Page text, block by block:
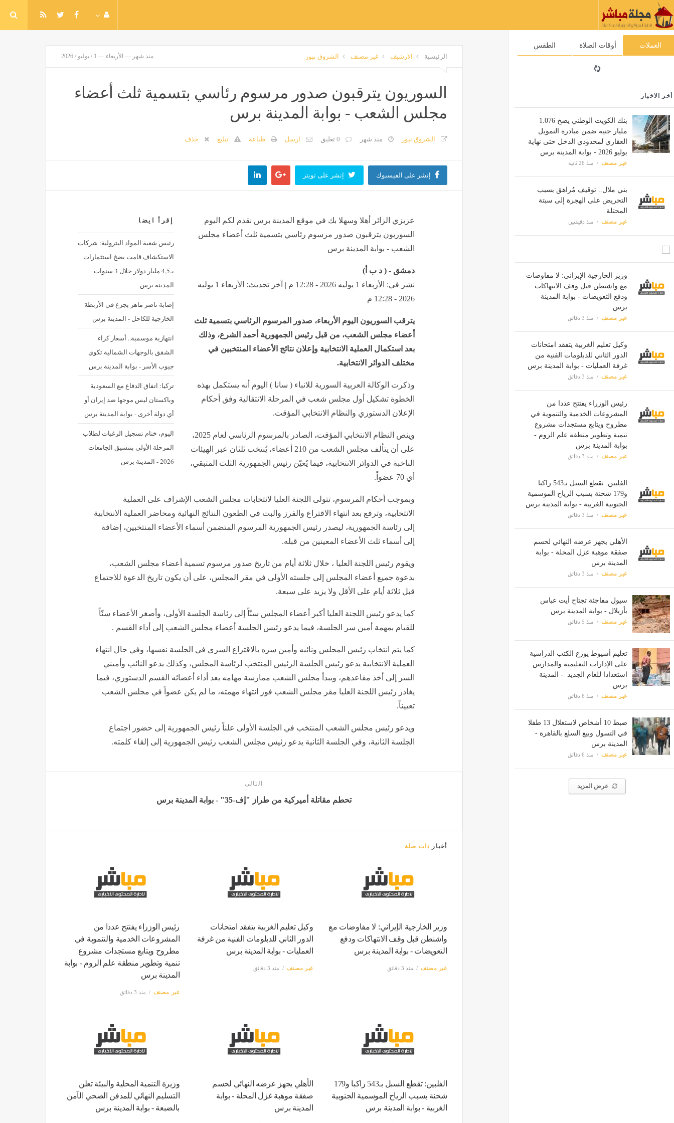
العملات أوقات الصلاة الطقس
أخر الاخبار
بنك الكويت الوطني يضخ 1.076
مليار جنيه ضمن مبادرة التمويل
العقاري لمحدودي الدخل حتى نهاية
يوليو 2026 - بوابة المدينة برس
غير مصنف منذ 26 ثانية
بني ملال.. توقيف مُراهق بسبب
التحريض على الهجرة إلى سبتة
المحتلة
غير مصنف منذ دقيقتين
وزیر الخارجية الإيراني: لا مفاوضات
مع واشنطن قبل وقف الانتهاكات
ودفع التعويضات - بوابة المدينة
برس
غير مصنف منذ 3 دقائق
وكيل تعليم الغربية يتفقد امتحانات
الدور الثاني للدبلومات الفنية من
غرفة العمليات - بوابة المدينة برس
غير مصنف منذ 3 دقائق
رئيس الوزراء يفتتح عددا من
المشروعات الخدمية والتنموية في
مطروح ويتابع مستجدات مشروع
تنمية وتطوير منطقة علم الروم -
بوابة المدينة برس
غير مصنف منذ 3 دقائق
الفلبين: تقطع السبل بـ543 راكبا
و179 شحنة بسبب الرياح الموسمية
الجنوبية الغربية - بوابة المدينة برس
غير مصنف منذ 3 دقائق
الأهلي يجهز عرضه النهائي لحسم
صفقة موهبة غزل المحلة - بوابة
المدينة برس
غير مصنف منذ 3 دقائق
سيول مفاجئة تجتاح أيت عباس
بأزيلال - بوابة المدينة برس
غير مصنف منذ 5 دقائق
تعليم أسيوط يوزع الكتب الدراسية
على الإدارات التعليمية والمدارس
استعدادا للعام الجديد - المدينة
برس
غير مصنف منذ 6 دقائق
ضبط 10 أشخاص لاستغلال 13 طفلا
في التسول وبيع السلع بالقاهرة -
المدينة برس
غير مصنف منذ 6 دقائق
عرض المزيد
الرئيسية الارشيف غير مصنف الشروق نيوز منذ شهر — الأربعاء — 1 / يوليو / 2026
السوريون يترقبون صدور مرسوم رئاسي بتسمية ثلث أعضاء
مجلس الشعب - بوابة المدينة برس
الشروق نيوز منذ شهر 0 تعليق ارسل طباعة تبليغ حذف
إنشر على الفيسبوك إنشر على تويتر
إقرأ ايضا
رئيس شعبة المواد البترولية: شركات
الاستكشاف قامت بضخ استثمارات
بـ4,5 مليار دولار خلال 3 سنوات -
المدينة برس
إصابة ناصر ماهر بجزع في الأربطة
الخارجية للكاحل - المدينة برس
‪انتهازية موسمية.. أسعار كراء
الشقق بالوجهات الشمالية تكوي
جيوب الأسر - بوابة المدينة برس
تركيا: اتفاق الدفاع مع السعودية
وباكستان ليس موجها ضد إيران أو
أي دولة أخرى - بوابة المدينة برس
اليوم، ختام تسجيل الرغبات لطلاب
المرحلة الأولى بتنسيق الجامعات
2026 - المدينة برس
عزيزي الزائر أهلا وسهلا بك في موقع المدينة برس نقدم لكم اليوم
السوريون يترقبون صدور مرسوم رئاسي بتسمية ثلث أعضاء مجلس
الشعب - بوابة المدينة برس
دمشق - ( د ب أ)
نشر في: الأربعاء 1 يوليه 2026 - 12:28 م | آخر تحديث: الأربعاء 1 يوليه
2026 - 12:28 م
يترقب السوريون اليوم الأربعاء، صدور المرسوم الرئاسي بتسمية ثلث
أعضاء مجلس الشعب، من قبل رئيس الجمهورية أحمد الشرع، وذلك
بعد استكمال العملية الانتخابية وإعلان نتائج الأعضاء المنتخبين في
مختلف الدوائر الانتخابية.
وذكرت الوكالة العربية السورية للانباء ( سانا ) اليوم أنه يستكمل بهذه
الخطوة تشكيل أول مجلس شعب في المرحلة الانتقالية وفق أحكام
الإعلان الدستوري والنظام الانتخابي المؤقت.
وينص النظام الانتخابي المؤقت، الصادر بالمرسوم الرئاسي لعام 2025،
على أن يتألف مجلس الشعب من 210 أعضاء، يُنتخب ثلثان عبر الهيئات
الناخبة في الدوائر الانتخابية، فيما يُعيّن رئيس الجمهورية الثلث المتبقي،
أي 70 عضواً.
وبموجب أحكام المرسوم، تتولى اللجنة العليا لانتخابات مجلس الشعب الإشراف على العملية
الانتخابية، وترفع بعد انتهاء الاقتراع والفرز والبت في الطعون النتائج النهائية ومحاضر العملية الانتخابية
إلى رئاسة الجمهورية، ليصدر رئيس الجمهورية المرسوم المتضمن أسماء الأعضاء المنتخبين، إضافة
إلى أسماء ثلث الأعضاء المعينين من قبله.
ويقوم رئيس اللجنة العليا ، خلال ثلاثة أيام من تاريخ صدور مرسوم تسمية أعضاء مجلس الشعب،
بدعوة جميع أعضاء المجلس إلى جلسته الأولى في مقر المجلس، على أن يكون تاريخ الدعوة للاجتماع
قبل ثلاثة أيام على الأقل ولا يزيد على سبعة.
كما يدعو رئيس اللجنة العليا أكبر أعضاء المجلس سنّاً إلى رئاسة الجلسة الأولى، وأصغر الأعضاء سنّاً
للقيام بمهمة أمين سر الجلسة، فيما يدعو رئيس الجلسة أعضاء مجلس الشعب إلى أداء القسم .
كما يتم انتخاب رئيس المجلس ونائبه وأمين سره بالاقتراع السري في الجلسة نفسها، وفي حال انتهاء
العملية الانتخابية يدعو رئيس الجلسة الرئيس المنتخب لرئاسة المجلس، وكذلك يدعو النائب وأميني
السر إلى أخذ مقاعدهم، ويبدأ مجلس الشعب ممارسة مهامه بعد أداء أعضائه القسم الدستوري، فيما
يغادر رئيس اللجنة العليا مقر مجلس الشعب فور انتهاء مهمته، ما لم يكن عضواً في مجلس الشعب
تعييناً.
ويدعو رئيس مجلس الشعب المنتخب في الجلسة الأولى علناً رئيس الجمهورية إلى حضور اجتماع
الجلسة الثانية، وفي الجلسة الثانية يدعو رئيس مجلس الشعب رئيس الجمهورية إلى إلقاء كلمته.
التالى
تحطم مقاتلة أميركية من طراز "إف-35" - بوابة المدينة برس
أخبار ذات صلة
وزیر الخارجية الإيراني: لا مفاوضات مع
واشنطن قبل وقف الانتهاكات ودفع
التعويضات - بوابة المدينة برس
غير مصنف منذ 3 دقائق
وكيل تعليم الغربية يتفقد امتحانات
الدور الثاني للدبلومات الفنية من غرفة
العمليات - بوابة المدينة برس
غير مصنف منذ 3 دقائق
رئيس الوزراء يفتتح عددا من
المشروعات الخدمية والتنموية في
مطروح ويتابع مستجدات مشروع
تنمية وتطوير منطقة علم الروم - بوابة
المدينة برس
غير مصنف منذ 3 دقائق
الفلبين: تقطع السبل بـ543 راكبا و179
شحنة بسبب الرياح الموسمية الجنوبية
الغربية - بوابة المدينة برس
الأهلي يجهز عرضه النهائي لحسم
صفقة موهبة غزل المحلة - بوابة
المدينة برس
وزيرة التنمية المحلية والبيئة تعلن
التسليم النهائي للمدفن الصحي الآمن
بالضبعة - بوابة المدينة برس